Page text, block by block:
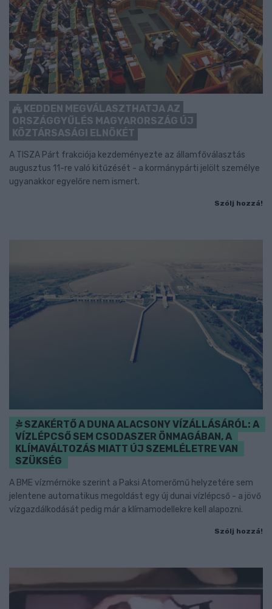
KEDDEN MEGVÁLASZTHATJA AZ
ORSZÁGGYŰLÉS MAGYARORSZÁG ÚJ
KÖZTÁRSASÁGI ELNÖKÉT
A TISZA Párt frakciója kezdeményezte az államfőválasztás
augusztus 11-re való kitűzését - a kormánypárti jelölt személye
ugyanakkor egyelőre nem ismert.
Szólj hozzá!
SZAKÉRTŐ A DUNA ALACSONY VÍZÁLLÁSÁRÓL: A
VÍZLÉPCSŐ SEM CSODASZER ÖNMAGÁBAN, A
KLÍMAVÁLTOZÁS MIATT ÚJ SZEMLÉLETRE VAN
SZÜKSÉG
A BME vízmérnöke szerint a Paksi Atomerőmű helyzetére sem
jelentene automatikus megoldást egy új dunai vízlépcső - a jövő
vízgazdálkodását pedig már a klímamodellekre kell alapozni.
Szólj hozzá!